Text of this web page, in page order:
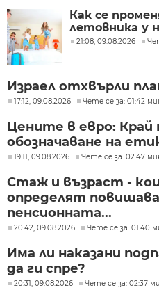
Как се
летовника у
21:08, 09.08.2026
Израел отхвърли
17:12, 09.08.2026 Чете се за: 01:42
Цените в евро: Край
обозначаване на
19:11, 09.08.2026 Чете се за: 02:47
Стаж и възраст -
определят
пенсионната...
20:42, 09.08.2026 Чете се за: 01:40
Има ли наказани
да ги спре?
20:31, 09.08.2026 Чете се за: 02:37